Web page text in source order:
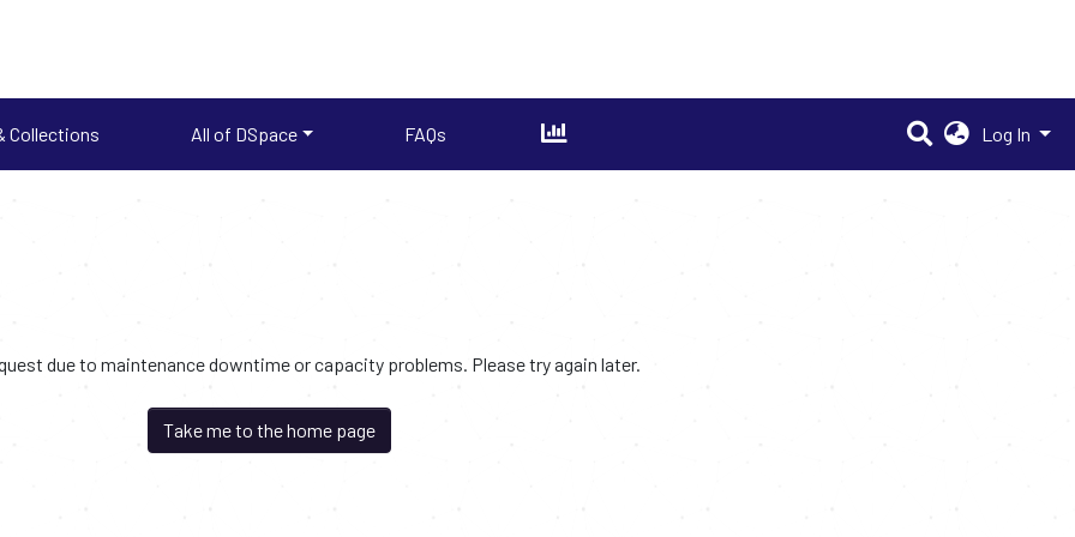
Collections All of DSpace FAQs Log In
due to maintenance downtime or capacity problems. Please try again later.
Take me to the home page